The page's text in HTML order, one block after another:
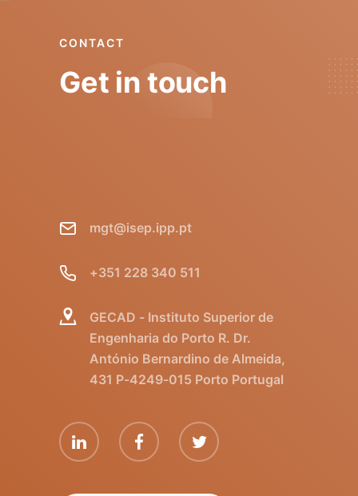
CONTACT
Get in touch
mgt@isep.ipp.pt
+351 228 340 511
GECAD - Instituto Superior de
Engenharia do Porto R. Dr.
António Bernardino de Almeida,
431 P-4249-015 Porto Portugal